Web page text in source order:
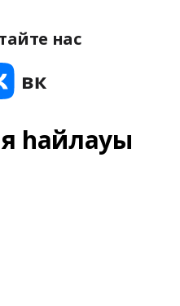
нас
һайлауы